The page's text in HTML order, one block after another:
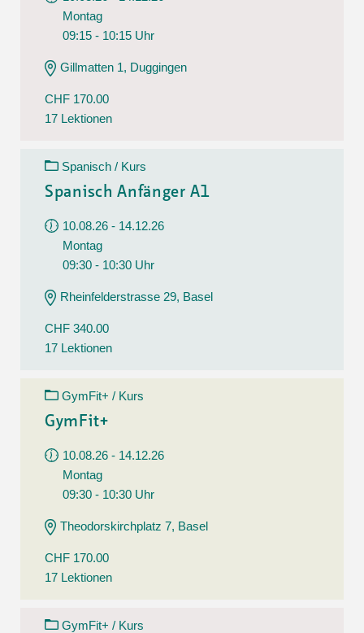
Montag
09:15 - 10:15 Uhr
Gillmatten 1, Duggingen
CHF 170.00
17 Lektionen
Spanisch / Kurs
Spanisch Anfänger A1
10.08.26 - 14.12.26
Montag
09:30 - 10:30 Uhr
Rheinfelderstrasse 29, Basel
CHF 340.00
17 Lektionen
GymFit+ / Kurs
GymFit+
10.08.26 - 14.12.26
Montag
09:30 - 10:30 Uhr
Theodorskirchplatz 7, Basel
CHF 170.00
17 Lektionen
GymFit+ / Kurs